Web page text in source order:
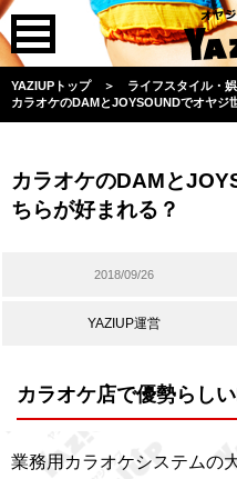
YAZIUPトップ ＞ ライフスタイル・
カラオケのDAMとJOYSOUNDでオヤジ
カラオケのDAMと
ちらが好まれる？
2018/09/26
YAZIUP運営
カラオケ店で優勢らし
業務用カラオケシステムの